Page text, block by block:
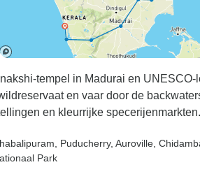
tempel in Madurai en UNESCO-
en vaar door de
en kleurrijke specerijenmarkten.
, Puducherry, Auroville ,
Park